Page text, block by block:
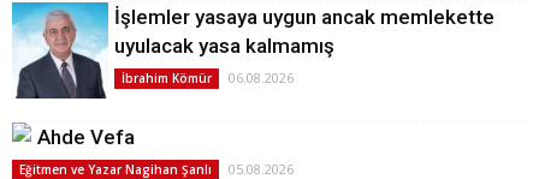
İşlemler yasaya uygun ancak memlekette
uyulacak yasa kalmamış
İbrahim Kömür 06.08.2026
Ahde Vefa
Eğitmen ve Yazar Nagihan Şanlı 05.08.2026